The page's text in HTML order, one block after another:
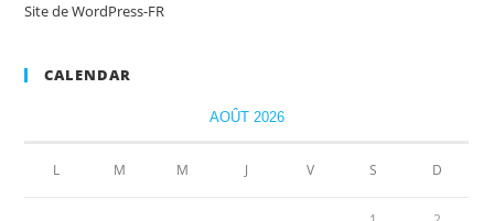
Site de WordPress-FR
CALENDAR
AOÛT 2026
L M M J V S D